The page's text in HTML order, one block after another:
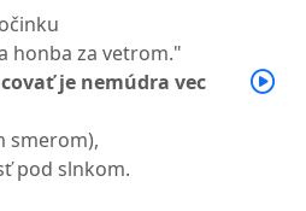
honba za vetrom."
je nemúdra vec
smerom),
pod slnkom.